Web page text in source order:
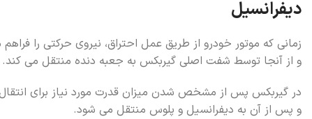
دیفرانسیل
زمانی که موتور خودرو از طریق عمل احتراق، نیروی حرکتی را
و از آنجا توسط شفت اصلی گیربکس به جعبه دنده منتقل می کند.
در گیربکس پس از مشخص شدن میزان قدرت مورد نیاز برای
و پس از آن به دیفرانسیل و پلوس منتقل می شود.